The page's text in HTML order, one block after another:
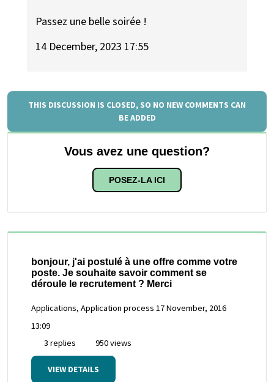
Passez une belle soirée !
14 December, 2023 17:55
THIS DISCUSSION IS CLOSED, SO NO NEW COMMENTS CAN
BE ADDED
Vous avez une question?
POSEZ-LA ICI
bonjour, j'ai postulé à une offre comme votre
poste. Je souhaite savoir comment se
déroule le recrutement ? Merci
Applications, Application process 17 November, 2016
13:09
3 replies
950 views
VIEW DETAILS